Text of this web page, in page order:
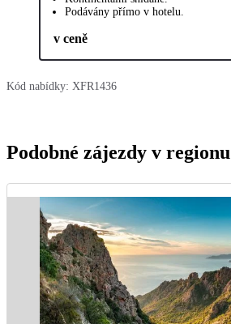
Podávány přímo v hotelu.
v ceně
Kód nabídky: XFR1436
Podobné zájezdy v regionu